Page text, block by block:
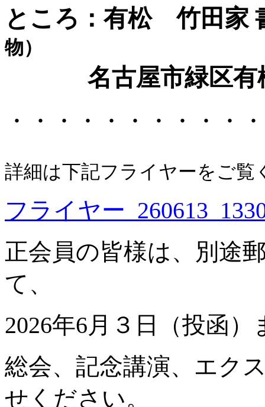
ところ：有松 竹田家
物）
名古屋市緑区有松
・・・・・・・・・・
詳細は下記フライヤーをご覧
フライヤー
正会員の皆様は、別途
て、
2026年6月３日（投函）
総会、記念講演、エク
せください。